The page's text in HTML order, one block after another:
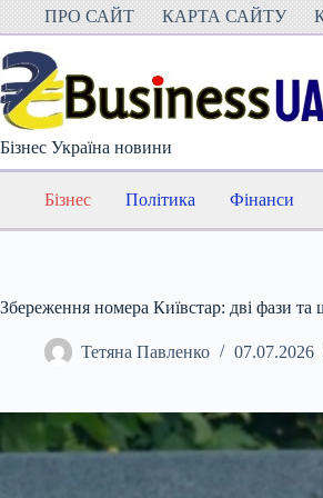
Перейти
вмісту
ПРО САЙТ КАРТА САЙТУ
Бізнес Україна новини
Бізнес Політика Фінанси
Збереження номера Київстар: дві фази
Тетяна Павленко 07.07.2026